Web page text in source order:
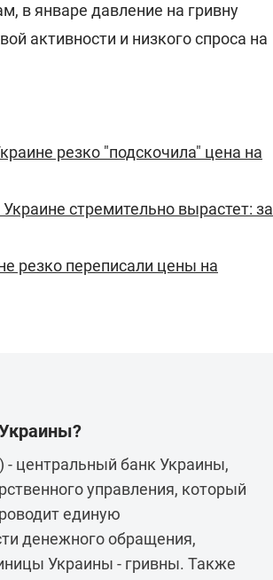
в январе давление на гривну
активности и низкого спроса на
резко "подскочила" цена на
стремительно вырастет: за
резко переписали цены на
центральный банк Украины,
управления, который
единую
денежного обращения,
Украины - гривны. Также